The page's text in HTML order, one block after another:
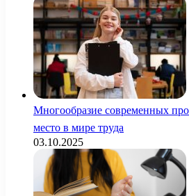
Многообразие современных
место в мире труда
03.10.2025